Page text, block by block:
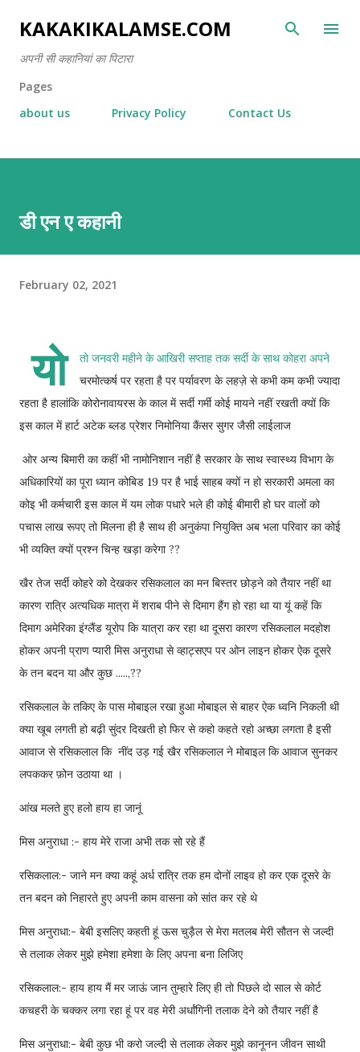
Skip to main content
KAKAKIKALAMSE.COM
अपनी सी कहानियां का पिटारा
Pages
about us
Privacy Policy Contact Us
डी एन ए कहानी
February 02, 2021
यो
तो जनवरी महीने के आखिरी सप्ताह तक सर्दी के साथ कोहरा अपने
चरमोत्कर्ष पर रहता है पर पर्यावरण के लहज़े से कभी कम कभी ज्यादा
रहता है हालांकि कोरोनावायरस के काल में सर्दी गर्मी कोई मायने नहीं रखती क्यों कि
इस काल में हार्ट अटेक ब्लड प्रेशर निमोनिया कैंसर सुगर जैसी लाईलाज
ओर अन्य बिमारी का कहीं भी नामोनिशान नहीं है सरकार के साथ स्वास्थ्य विभाग के
अधिकारियों का पूरा ध्यान कोबिड 19 पर है भाई साहब क्यों न हो सरकारी अमला का
कोइ भी कर्मचारी इस काल में यम लोक पधारे भले ही कोई बीमारी हो घर वालों को
पचास लाख रूपए तो मिलना ही है साथ ही अनुकंपा नियुक्ति अब भला परिवार का कोई
भी व्यक्ति क्यों प्रश्न चिन्ह खड़ा करेगा ??
खैर तेज सर्दी कोहरे को देखकर रसिकलाल का मन बिस्तर छोड़ने को तैयार नहीं था
कारण रात्रि अत्यधिक मात्रा में शराब पीने से दिमाग हैंग हो रहा था या यूं कहें कि
दिमाग अमेरिका इंग्लैंड यूरोप कि यात्रा कर रहा था दूसरा कारण रसिकलाल मदहोश
होकर अपनी प्राण प्यारी मिस अनुराधा से व्हाट्सएप पर ओन लाइन होकर ऐक दूसरे
के तन बदन या और कुछ .....,??
रसिकलाल के तकिए के पास मोबाइल रखा हुआ मोबाइल से बाहर ऐक ध्वनि निकली थी
क्या खूब लगती हो बढ़ी सुंदर दिखती हो फिर से कहो कहते रहो अच्छा लगता है इसी
आवाज से रसिकलाल कि नींद उड़ गई खैर रसिकलाल ने मोबाइल कि आवाज सुनकर
लपककर फ़ोन उठाया था ।
आंख मलते हुए हलो हाय हा जानूं
मिस अनुराधा :- हाय मेरे राजा अभी तक सो रहे हैं
रसिकलाल:- जाने मन क्या कहूं अर्ध रात्रि तक हम दोनों लाइव हो कर एक दूसरे के
तन बदन को निहारते हुए अपनी काम वासना को सांत कर रहे थे
मिस अनुराधा:- बेबी इसलिए कहती हूं ऊस चुड़ैल से मेरा मतलब मेरी सौतन से जल्दी
से तलाक लेकर मुझे हमेशा हमेशा के लिए अपना बना लिजिए
रसिकलाल:- हाय हाय मैं मर जाऊं जान तुम्हारे लिए ही तो पिछले दो साल से कोर्ट
कचहरी के चक्कर लगा रहा हूं पर वह मेरी अर्धांगिनी तलाक देने को तैयार नहीं है
मिस अनुराधा:- बेबी कुछ भी करो जल्दी से तलाक लेकर मुझे कानूनन जीवन साथी